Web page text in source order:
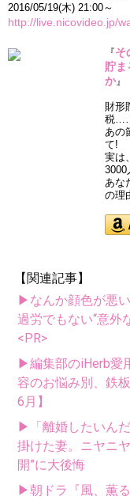
2016/05/19(木) 21:00～
http://live.nicovideo.jp/
『そ
貯
か』
財形
税
あの
て!
実は
3000
あな
の理
【関連記事】
▶なんか顔色が悪
過労でもない“意外
<PR>
▶編集部のiHerb愛
容のお悩み別、鉄
6月】
▶「離婚したいん
掛けた妻。ニヤニ
開”に大後悔
▶朝ドラ『風、薫